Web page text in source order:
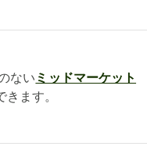
ない ミッドマーケット
ます。